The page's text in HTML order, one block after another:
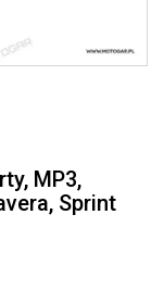
MP3,
Sprint